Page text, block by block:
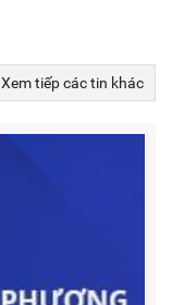
Xem tiếp các tin khác